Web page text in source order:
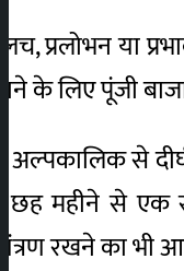
प्रलोभन या
के लिए पूंजी
अल्पकालिक से
छह महीने से
रखने का भी